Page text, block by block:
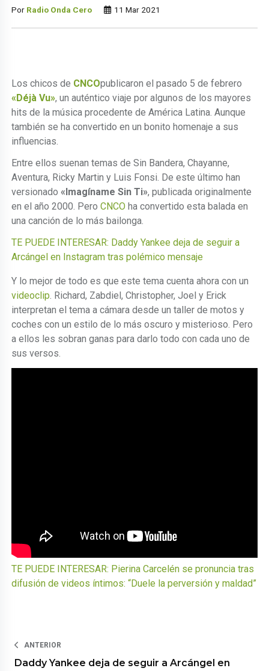
Por Radio Onda Cero 11 Mar 2021
Los chicos de CNCOpublicaron el pasado 5 de febrero
«Déjà Vu», un auténtico viaje por algunos de los mayores
hits de la música procedente de América Latina. Aunque
también se ha convertido en un bonito homenaje a sus
influencias.
Entre ellos suenan temas de Sin Bandera, Chayanne,
Aventura, Ricky Martin y Luis Fonsi. De este último han
versionado«Imagíname Sin Ti», publicada originalmente
en el año 2000. PeroCNCO ha convertido esta balada en
una canción de lo más bailonga.
TE PUEDE INTERESAR: Daddy Yankee deja de seguir a
Arcángel en Instagram tras polémico mensaje
Y lo mejor de todo es que este tema cuenta ahora con un
videoclip . Richard, Zabdiel, Christopher, Joel y Erick
interpretan el tema a cámara desde un taller de motos y
coches con un estilo de lo más oscuro y misterioso. Pero
a ellos les sobran ganas para darlo todo con cada uno de
sus versos.
TE PUEDE INTERESAR: Pierina Carcelén se pronuncia tras
difusión de videos íntimos: “Duele la perversión y maldad”
ANTERIOR
Daddy Yankee deja de seguir a Arcángel en